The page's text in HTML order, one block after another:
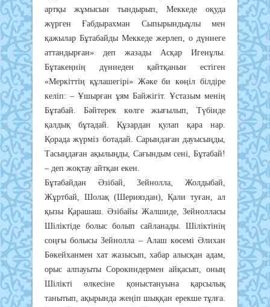
артқы жұмысын тындырып, Меккеде оқуда
жүрген Ғабдырахман Сыпырындыұлы мен
қажылар Бұтабайды Меккеде жерлеп, о дүниеге
аттандырған» деп жазады Асқар Игенұлы.
Бұтакеңнің дүниеден қайтқанын естіген
«Меркіттің құлашегірі» Жәке би көңіл білдіре
келіп: – Ұшырған ұям Байжігіт. Ұстазым менің
Бұтабай. Бәйтерек көлге жығылып, Түбінде
қалдық бұтадай. Құзардан қулап қара нар.
Қорада жүрміз ботадай. Сарындаған дауысыңды,
Тасыңдаған ақылыңды, Сағындым сені, Бұтабай!
– деп жоқтау айтқан екен.
Бұтабайдан Әзібай, Зейнолла, Жолдыбай,
Жұртбай, Шолақ (Шерияздан), Қали туған, ал
қызы Қарашаш. Әзібайы Жалшиде, Зейнолласы
Шіліктіде болыс болып сайланады. Шіліктінің
соңғы болысы Зейнолла – Алаш көсемі Әлихан
Бөкейханмен хат жазысып, хабар алысқан адам,
орыс алпауыты Сорокиндермен айқасып, оның
Шілікті өлкесіне қоныстануына қарсылық
танытып, ақырында жеңіп шыққан ерекше тұлға.